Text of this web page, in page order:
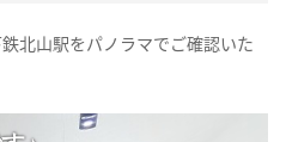
北山駅をパノラマでご確認いた